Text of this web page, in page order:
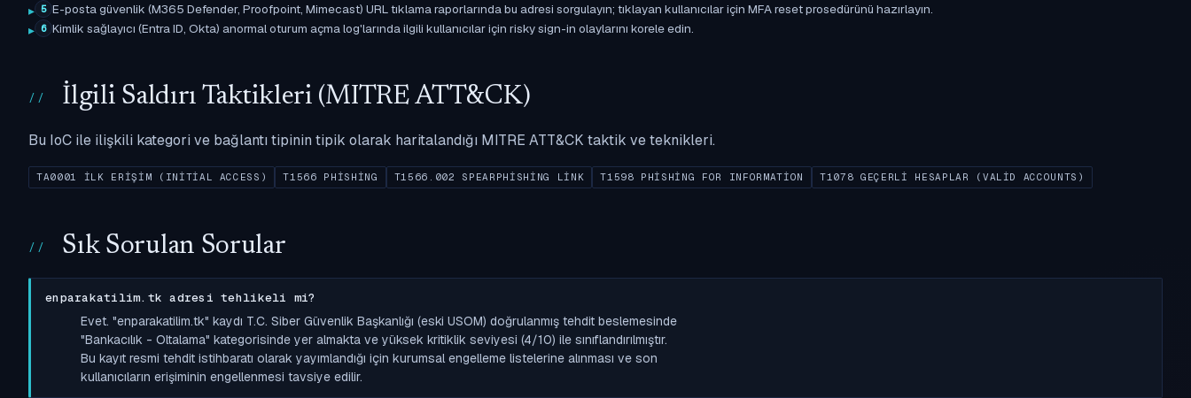
5 E-posta güvenlik (M365 Defender, Proofpoint, Mimecast) URL tıklama raporlarında bu adresi sorgulayın; tıklayan kullanıcılar için MFA reset prosedürünü hazırlayın.
6 Kimlik sağlayıcı (Entra ID, Okta) anormal oturum açma log'larında ilgili kullanıcılar için risky sign-in olaylarını korele edin.
İlgili Saldırı Taktikleri (MITRE ATT&CK)
Bu IoC ile ilişkili kategori ve bağlantı tipinin tipik olarak haritalandığı MITRE ATT&CK taktik ve teknikleri.
TA0001 İLK ERIŞIM (INITIAL ACCESS) T1566 PHISHING T1566.002 SPEARPHISHING LINK T1598 PHISHING FOR INFORMATION T1078 GEÇERLI HESAPLAR (VALID ACCOUNTS)
Sık Sorulan Sorular
enparakatilim.tk adresi tehlikeli mi?
Evet. "enparakatilim.tk" kaydı T.C. Siber Güvenlik Başkanlığı (eski USOM) doğrulanmış tehdit beslemesinde
"Bankacılık - Oltalama" kategorisinde yer almakta ve yüksek kritiklik seviyesi (4/10) ile sınıflandırılmıştır.
Bu kayıt resmi tehdit istihbaratı olarak yayımlandığı için kurumsal engelleme listelerine alınması ve son
kullanıcıların erişiminin engellenmesi tavsiye edilir.